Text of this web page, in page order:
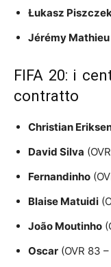
Łukasz
Jérémy Mathieu
FIFA 20: i
contratto
Christian
David Silva
Fernandinho
Blaise Matuidi
João Moutinho
Oscar (OVR 83